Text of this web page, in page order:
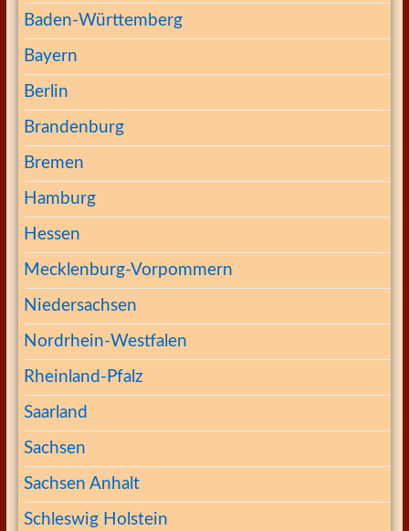
Baden-Württemberg
Bayern
Berlin
Brandenburg
Bremen
Hamburg
Hessen
Mecklenburg-Vorpommern
Niedersachsen
Nordrhein-Westfalen
Rheinland-Pfalz
Saarland
Sachsen
Sachsen Anhalt
Schleswig Holstein